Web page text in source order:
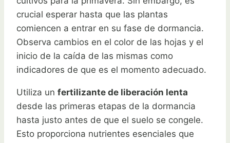
crucial esperar hasta que las plantas
comiencen a entrar en su fase de dormancia.
Observa cambios en el color de las hojas y el
inicio de la caída de las mismas como
indicadores de que es el momento adecuado.
Utiliza un fertilizante de liberación lenta
desde las primeras etapas de la dormancia
hasta justo antes de que el suelo se congele.
Esto proporciona nutrientes esenciales que